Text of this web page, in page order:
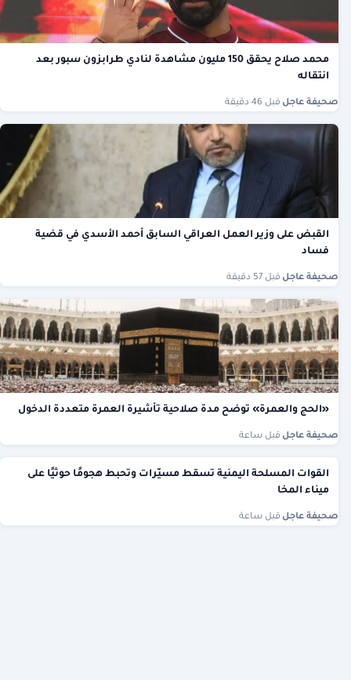
محمد صلاح يحقق 150 مليون مشاهدة لنادي طرابزون سبور بعد
انتقاله
صحيفة عاجل قبل 46 دقيقة
القبض على وزير العمل العراقي السابق أحمد الأسدي في قضية
فساد
صحيفة عاجل قبل 57 دقيقة
«الحج والعمرة» توضح مدة صلاحية تأشيرة العمرة متعددة الدخول
صحيفة عاجل قبل ساعة
القوات المسلحة اليمنية تسقط مسيّرات وتحبط هجومًا حوثيًا على
ميناء المخا
صحيفة عاجل قبل ساعة